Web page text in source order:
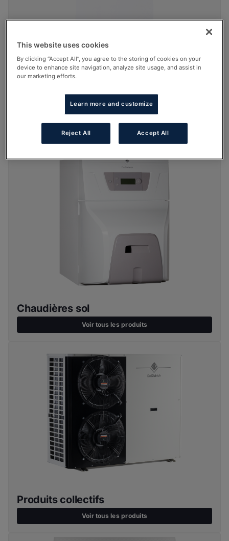
Chaudières murales
Voir tous les produits
Chaudières sol
Voir tous les produits
Produits collectifs
Voir tous les produits
This website uses cookies
By clicking “Accept All”, you agree to the storing of cookies on your
device to enhance site navigation, analyze site usage, and assist in
our marketing efforts.
Learn more and customize
Reject All Accept All